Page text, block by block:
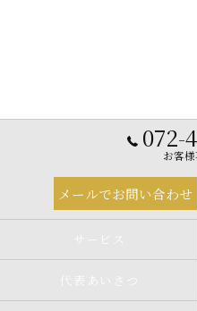
072-
お客
メールでお問い合わせ
サービス
代表あいさつ